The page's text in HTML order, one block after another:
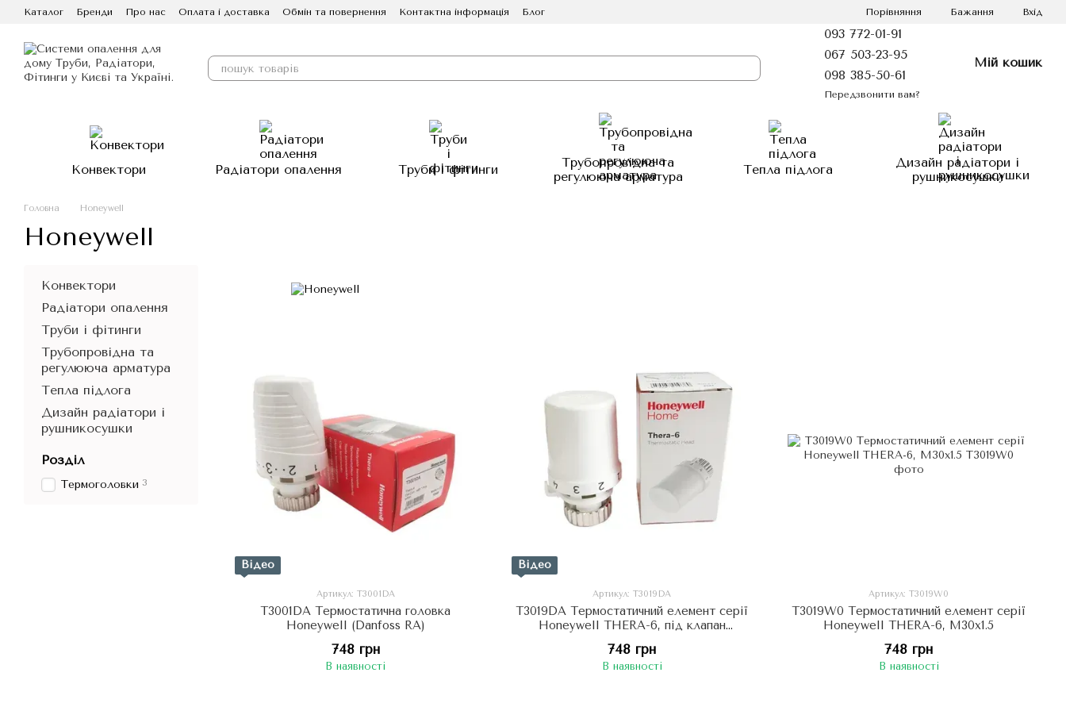
Перейти до основного контенту
Каталог Бренди Про нас Оплата і доставка Обмін та повернення Контактна інформація Блог Порівняння Бажання Вхід
093 772-01-91
067 503-23-95
098 385-50-61
Передзвонити вам?
Мій кошик
Конвектори Радіатори опалення Труби і фітинги
Трубопровідна та
регулююча арматура
Тепла підлога
Дизайн радіатори і
рушникосушки
Головна Honeywell
Honeywell
Відео
Артикул: T3001DA
T3001DA Термостатична головка
Honeywell (Danfoss RA)
748 грн
В наявності
Відео
Артикул: T3019DA
T3019DA Термостатичний елемент серії
Honeywell THERA-6, під клапан
748 грн
В наявності
Артикул: T3019W0
T3019W0 Термостатичний елемент серії
Honeywell THERA-6, M30x1.5
748 грн
В наявності
Конвектори
Радіатори опалення
Труби і фітинги
Трубопровідна та
регулююча арматура
Тепла підлога
Дизайн радіатори і
рушникосушки
Розділ
Термоголовки 3